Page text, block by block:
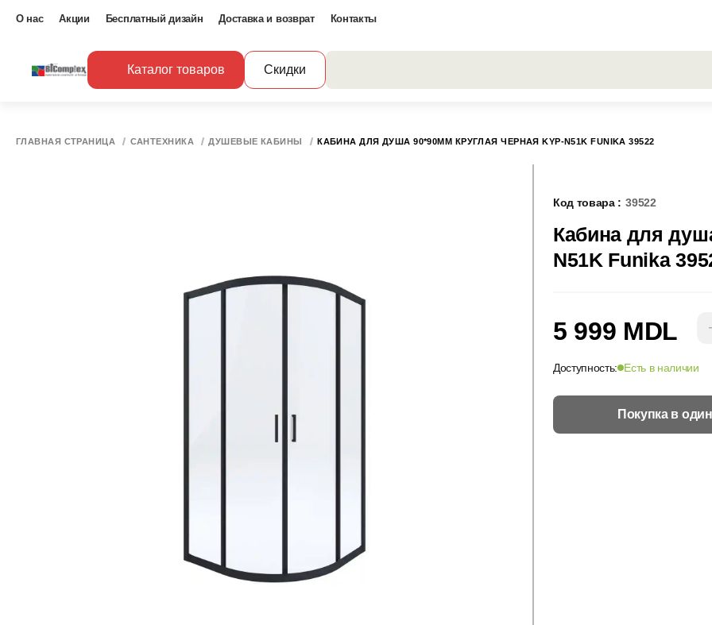
О нас Акции Бесплатный дизайн Доставка и возврат Контакты
Каталог товаров Скидки
ГЛАВНАЯ СТРАНИЦА САНТЕХНИКА ДУШЕВЫЕ КАБИНЫ КАБИНА ДЛЯ ДУША 90*90MM КРУГЛАЯ ЧЕРНАЯ KYP-N51K FUNIKA 39522
Код товара : 39522
Кабина для
N51K Funika
5 999 MDL
Доступность: Есть в наличии
Покупка в